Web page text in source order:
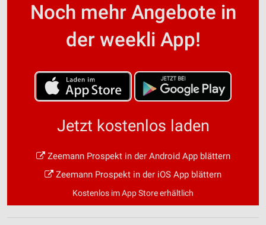
Noch mehr Angebote in
der weekli App!
Jetzt kostenlos laden
Zeemann Prospekt in der Android App blättern
Zeemann Prospekt in der iOS App blättern
Kostenlos im App Store erhältlich